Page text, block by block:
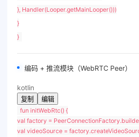
}, Handler(Looper.getMainLooper()))
}
}
编码 + 推流模块（WebRTC Peer）
kotlin
复制
编辑
fun initWebRtc() {
val factory =
val videoSource =